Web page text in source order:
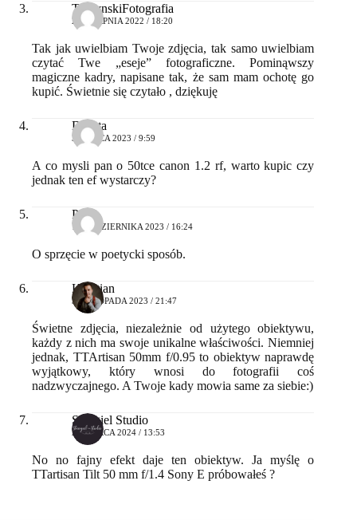
TurzynskiFotografia
24 SIERPNIA 2022 / 18:20
Tak jak uwielbiam Twoje zdjęcia, tak samo uwielbiam
czytać Twe „eseje” fotograficzne. Pominąwszy
magiczne kadry, napisane tak, że sam mam ochotę go
kupić. Świetnie się czytało , dziękuję
Dorota
3 MARCA 2023 / 9:59
A co mysli pan o 50tce canon 1.2 rf, warto kupic czy
jednak ten ef wystarczy?
Piotr
1 PAŹDZIERNIKA 2023 / 16:24
O sprzęcie w poetycki sposób.
Krystian
3 LISTOPADA 2023 / 21:47
Świetne zdjęcia, niezależnie od użytego obiektywu,
każdy z nich ma swoje unikalne właściwości. Niemniej
jednak, TTArtisan 50mm f/0.95 to obiektyw naprawdę
wyjątkowy, który wnosi do fotografii coś
nadzwyczajnego. A Twoje kady mowia same za siebie:)
Stangiel Studio
21 MARCA 2024 / 13:53
No no fajny efekt daje ten obiektyw. Ja myślę o
TTartisan Tilt 50 mm f/1.4 Sony E próbowałeś ?